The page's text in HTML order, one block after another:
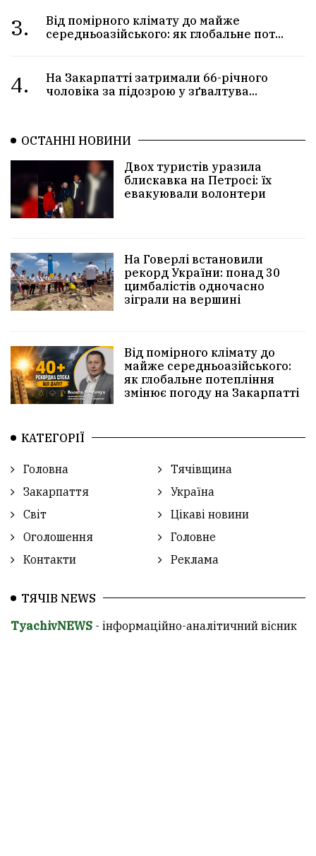
3.
Від помірного клімату до майже
середньоазійського: як глобальне пот...
4.
На Закарпатті затримали 66-річного
чоловіка за підозрою у зґвалтува...
ОСТАННІ НОВИНИ
Двох туристів уразила
блискавка на Петросі: їх
евакуювали волонтери
На Говерлі встановили
рекорд України: понад 30
цимбалістів одночасно
зіграли на вершині
Від помірного клімату до
майже середньоазійського:
як глобальне потепління
змінює погоду на Закарпатті
КАТЕГОРІЇ
Головна
Тячівщина
Закарпаття
Україна
Світ
Цікаві новини
Оголошення
Головне
Контакти
Реклама
ТЯЧІВ NEWS
TyachivNEWS - інформаційно-аналітичний вісник